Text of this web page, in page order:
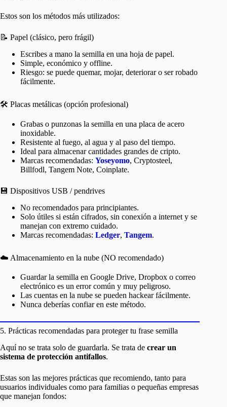
Estos son los métodos más utilizados:
📝 Papel (clásico, pero frágil)
Escribes a mano la semilla en una hoja de papel.
Simple, económico y offline.
Riesgo: se puede quemar, mojar, deteriorar o ser robado
fácilmente.
🛠 Placas metálicas (opción profesional)
Grabas o punzonas la semilla en una placa de acero
inoxidable.
Resistente al fuego, al agua y al paso del tiempo.
Ideal para almacenar cantidades grandes de cripto.
Marcas recomendadas: Yoseyomo, Cryptosteel,
Billfodl, Tangem Note, Coinplate.
💾 Dispositivos USB / pendrives
No recomendados para principiantes.
Solo útiles si están cifrados, sin conexión a internet y se
manejan con extremo cuidado.
Marcas recomendadas: Ledger, Tangem.
☁️ Almacenamiento en la nube (NO recomendado)
Guardar la semilla en Google Drive, Dropbox o correo
electrónico es un error común y muy peligroso.
Las cuentas en la nube se pueden hackear fácilmente.
Nunca deberías confiar en este método.
5. Prácticas recomendadas para proteger tu frase semilla
Aquí no se trata solo de guardarla. Se trata de crear un
sistema de protección antifallos.
Estas son las mejores prácticas que recomiendo, tanto para
usuarios individuales como para familias o pequeñas empresas
que manejan fondos: